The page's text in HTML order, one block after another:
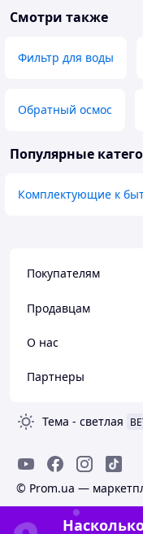
Смотри также
Фильтр для воды
Обратный осмос
Популярные
Комплектующие к
Покупателям
Продавцам
О нас
Партнеры
Тема - светлая
© Prom.ua —